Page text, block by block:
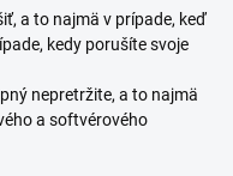
a to najmä v prípade, keď
kedy porušíte svoje
nepretržite, a to najmä
a softvérového